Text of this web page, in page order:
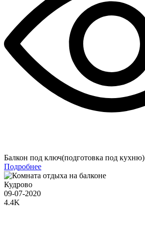
Балкон под ключ(подготовка под кухню)
Подробнее
Кудрово
09-07-2020
4.4K